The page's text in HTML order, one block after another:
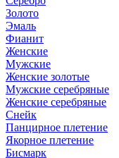
Золото
Эмаль
Фианит
Женские
Мужские
Женские золотые
Мужские серебряные
Женские серебряные
Снейк
Панцирное плетение
Якорное плетение
Бисмарк